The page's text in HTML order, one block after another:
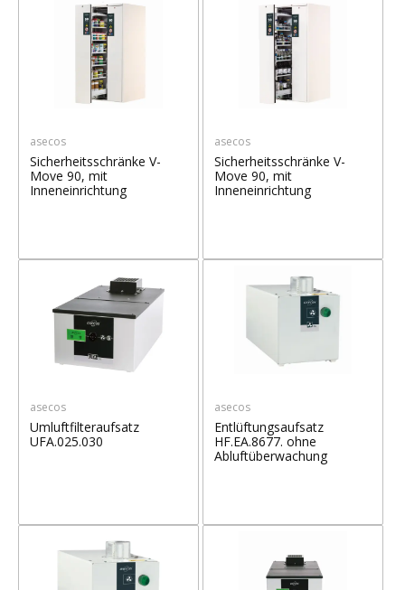
asecos
Sicherheitsschränke V-
Move 90, mit
Inneneinrichtung
asecos
Sicherheitsschränke V-
Move 90, mit
Inneneinrichtung
asecos
Umluftfilteraufsatz
UFA.025.030
asecos
Entlüftungsaufsatz
HF.EA.8677. ohne
Abluftüberwachung